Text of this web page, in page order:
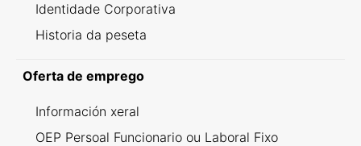
Identidade Corporativa
Historia da peseta
Oferta de emprego
Información xeral
OEP Persoal Funcionario ou Laboral Fixo